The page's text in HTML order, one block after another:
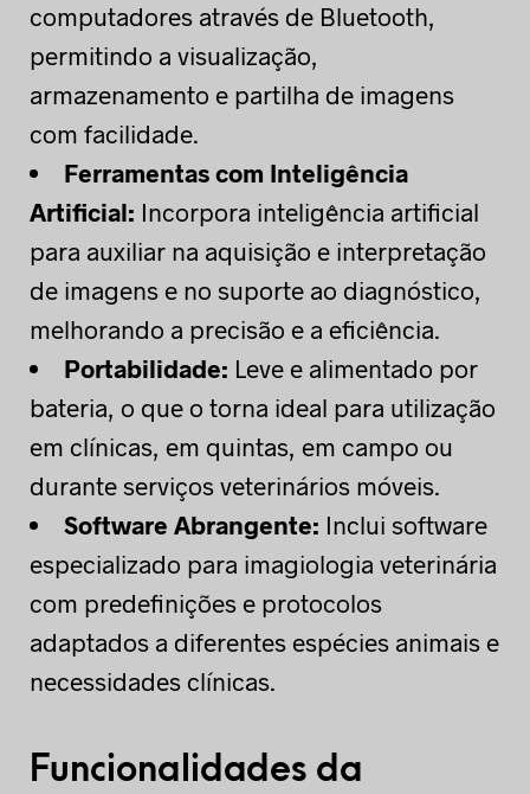
computadores através de Bluetooth,
permitindo a visualização,
armazenamento e partilha de imagens
com facilidade.
Ferramentas com Inteligência
Artificial: Incorpora inteligência artificial
para auxiliar na aquisição e interpretação
de imagens e no suporte ao diagnóstico,
melhorando a precisão e a eficiência.
Portabilidade: Leve e alimentado por
bateria, o que o torna ideal para utilização
em clínicas, em quintas, em campo ou
durante serviços veterinários móveis.
Software Abrangente: Inclui software
especializado para imagiologia veterinária
com predefinições e protocolos
adaptados a diferentes espécies animais e
necessidades clínicas.
Funcionalidades da